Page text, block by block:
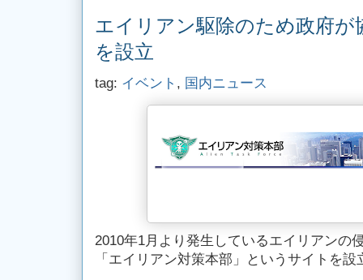
エイリアン駆除のため政府
を設立
tag: イベント , 国内ニュース
2010年1月より発生しているエイリアンの
「エイリアン対策本部」というサイトを